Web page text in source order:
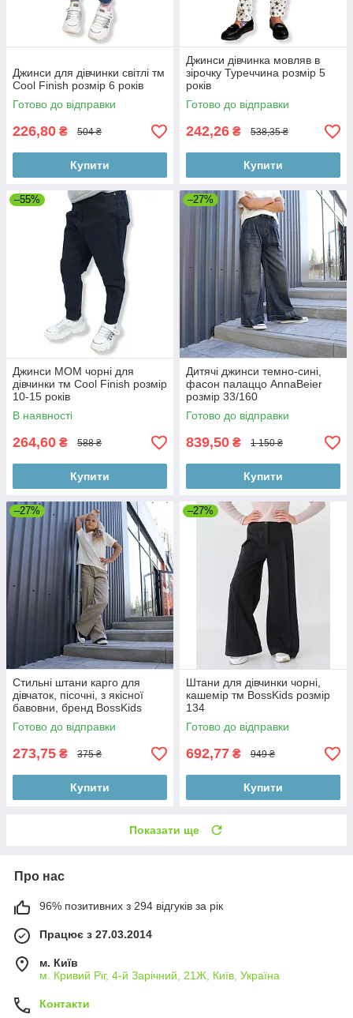
Джинси для дівчинки світлі тм
Cool Finish розмір 6 років
Готово до відправки
226,80 ₴ 504 ₴
Купити
Джинси дівчинка мовляв в
зірочку Туреччина розмір 5
років
Готово до відправки
242,26 ₴ 538,35 ₴
Купити
–55%
Джинси МОМ чорні для
дівчинки тм Cool Finish розмір
10-15 років
В наявності
264,60 ₴ 588 ₴
Купити
–27%
Дитячі джинси темно-сині,
фасон палаццо AnnaBeier
розмір 33/160
Готово до відправки
839,50 ₴ 1 150 ₴
Купити
–27%
Стильні штани карго для
дівчаток, пісочні, з якісної
бавовни, бренд BossKids
розмір 146 см
Готово до відправки
273,75 ₴ 375 ₴
Купити
–27%
Штани для дівчинки чорні,
кашемір тм BossKids розмір
134
Готово до відправки
692,77 ₴ 949 ₴
Купити
Показати ще
Про нас
96% позитивних з 294 відгуків за рік
Працює з 27.03.2014
м. Київ
м. Кривий Ріг, 4-й Зарічний, 21Ж, Київ, Україна
Контакти